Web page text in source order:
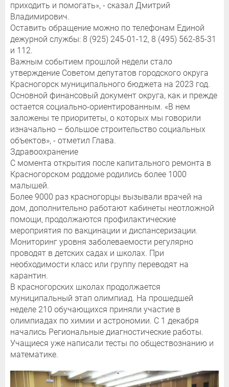
приходить и помогать», - сказал Дмитрий
Владимирович.
Оставить обращение можно по телефонам Единой
дежурной службы: 8 (925) 245-01-12, 8 (495) 562-85-31
и 112.
Важным событием прошлой недели стало
утверждение Советом депутатов городского округа
Красногорск муниципального бюджета на 2023 год.
Основной финансовый документ округа, как и прежде
остается социально-ориентированным. «В нем
заложены те приоритеты, о которых мы говорили
изначально – большое строительство социальных
объектов», - отметил Глава.
Здравоохранение
С момента открытия после капитального ремонта в
Красногорском роддоме родились более 1000
малышей.
Более 9000 раз красногорцы вызывали врачей на
дом, дополнительно работают кабинеты неотложной
помощи, продолжаются профилактические
мероприятия по вакцинации и диспансеризации.
Мониторинг уровня заболеваемости регулярно
проводят в детских садах и школах. При
необходимости класс или группу переводят на
карантин.
В красногорских школах продолжается
муниципальный этап олимпиад. На прошедшей
неделе 210 обучающихся приняли участие в
олимпиадах по химии и астрономии. С 1 декабря
начались Региональные диагностические работы.
Учащиеся уже написали тесты по обществознанию и
математике.